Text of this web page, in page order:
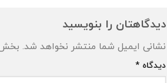
دیدگاهتان را بنویسید
نشانی ایمیل شما منتشر نخواهد شد.
دیدگاه*